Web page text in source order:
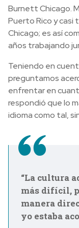
Burnett Chicago.
Puerto Rico y casi
Chicago; es así
años trabajando
Teniendo en
preguntamos
enfrentar en
respondió que lo
idioma como tal,
“La cultura
más difícil,
manera
yo estaba